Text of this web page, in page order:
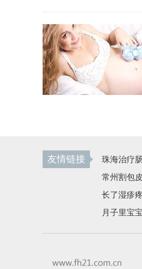
友情链接 珠海治疗
常州割包
长了湿疹
月子里宝